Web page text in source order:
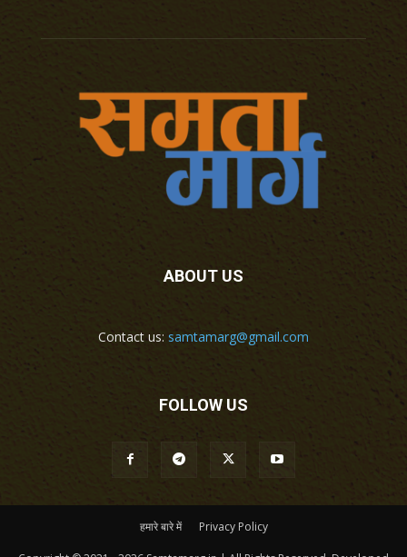
ABOUT US
Contact us: samtamarg@gmail.com
FOLLOW US
हमारे बारे में Privacy Policy